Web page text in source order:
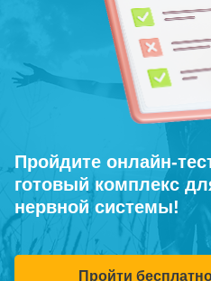
Пройдите онлайн-
готовый комплекс
нервной системы!
Пройти